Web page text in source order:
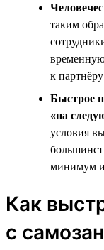
таким
к партнёру
Быстрое
«на
условия
минимум и
Как
с